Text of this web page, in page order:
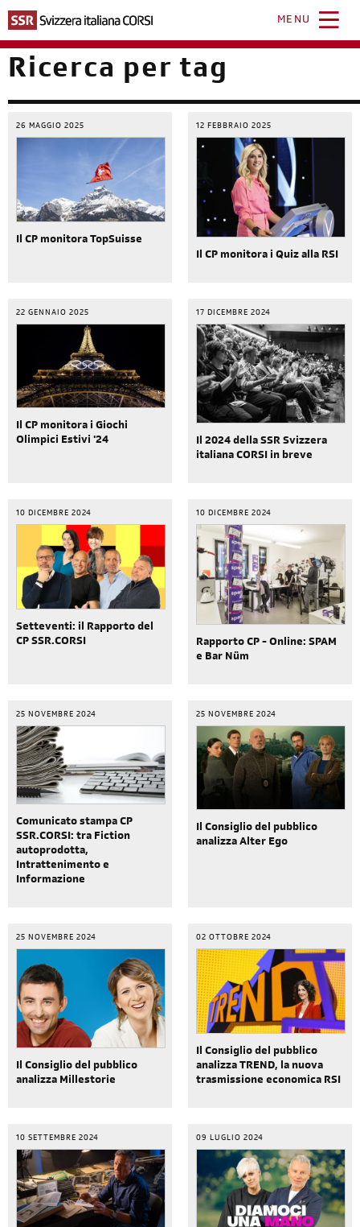
contenuto
principale
MENU
Ricerca per tag
26 MAGGIO 2025
Il CP monitora TopSuisse
12 FEBBRAIO 2025
Il CP monitora i Quiz alla RSI
22 GENNAIO 2025
Il CP monitora i Giochi
Olimpici Estivi '24
17 DICEMBRE 2024
Il 2024 della SSR Svizzera
italiana CORSI in breve
10 DICEMBRE 2024
Setteventi: il Rapporto del
CP SSR.CORSI
10 DICEMBRE 2024
Rapporto CP - Online: SPAM
e Bar Nüm
25 NOVEMBRE 2024
Comunicato stampa CP
SSR.CORSI: tra Fiction
autoprodotta,
Intrattenimento e
Informazione
25 NOVEMBRE 2024
Il Consiglio del pubblico
analizza Alter Ego
25 NOVEMBRE 2024
Il Consiglio del pubblico
analizza Millestorie
02 OTTOBRE 2024
Il Consiglio del pubblico
analizza TREND, la nuova
trasmissione economica RSI
10 SETTEMBRE 2024 09 LUGLIO 2024